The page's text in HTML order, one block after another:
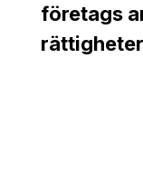
företags